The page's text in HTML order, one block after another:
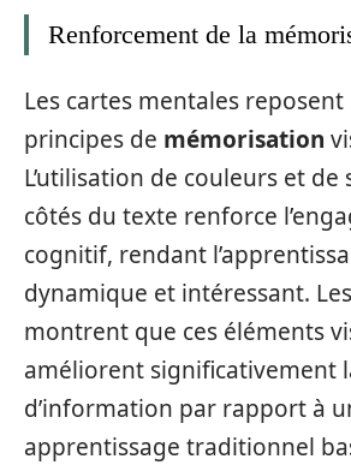
Renforcement de la
Les cartes mentales reposent
principes de mémorisation
L’utilisation de couleurs et de
côtés du texte renforce
cognitif, rendant
dynamique et intéressant.
montrent que ces éléments
améliorent significativement
d’information par rapport à
apprentissage traditionnel